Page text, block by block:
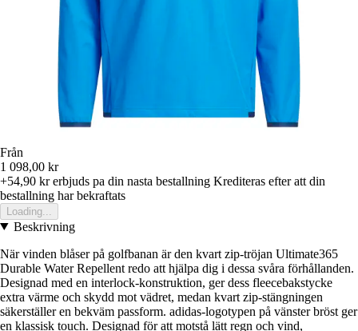
Från
1 098,00 kr
+54,90 krerbjuds pa din nasta bestallning Krediteras efter att din
bestallning har bekraftats
Loading...
Beskrivning
När vinden blåser på golfbanan är den kvart zip-tröjan Ultimate365
Durable Water Repellent redo att hjälpa dig i dessa svåra förhållanden.
Designad med en interlock-konstruktion, ger dess fleecebakstycke
extra värme och skydd mot vädret, medan kvart zip-stängningen
säkerställer en bekväm passform. adidas-logotypen på vänster bröst ger
en klassisk touch. Designad för att motstå lätt regn och vind,